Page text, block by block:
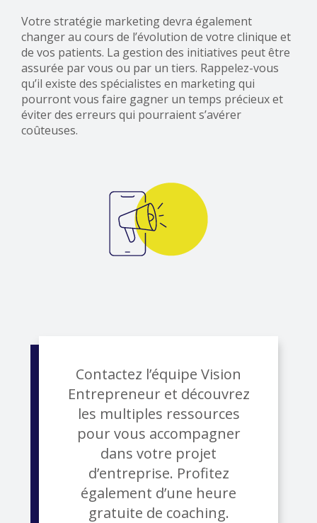
Votre stratégie marketing devra également
changer au cours de l’évolution de votre clinique et
de vos patients. La gestion des initiatives peut être
assurée par vous ou par un tiers. Rappelez-vous
qu’il existe des spécialistes en marketing qui
pourront vous faire gagner un temps précieux et
éviter des erreurs qui pourraient s’avérer
coûteuses.
Contactez l’équipe Vision
Entrepreneur et découvrez
les multiples ressources
pour vous accompagner
dans votre projet
d’entreprise. Profitez
également d’une heure
gratuite de coaching.